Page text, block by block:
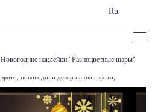
Ru
Новогодние наклейки "Разноцветные шары"